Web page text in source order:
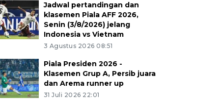
Jadwal pertandingan dan
klasemen Piala AFF 2026,
Senin (3/8/2026) jelang
Indonesia vs Vietnam
3 Agustus 2026 08:51
Piala Presiden 2026 -
Klasemen Grup A, Persib juara
dan Arema runner up
31 Juli 2026 22:01